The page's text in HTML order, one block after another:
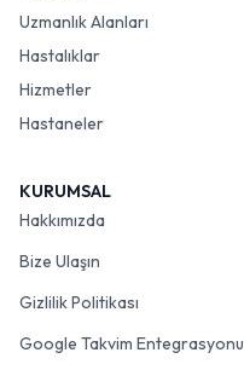
Uzmanlık Alanları
Hastalıklar
Hizmetler
Hastaneler
KURUMSAL
Hakkımızda
Bize Ulaşın
Gizlilik Politikası
Google Takvim Entegrasyonu